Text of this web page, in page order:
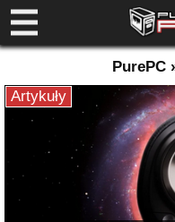
PurePC
Artykuły